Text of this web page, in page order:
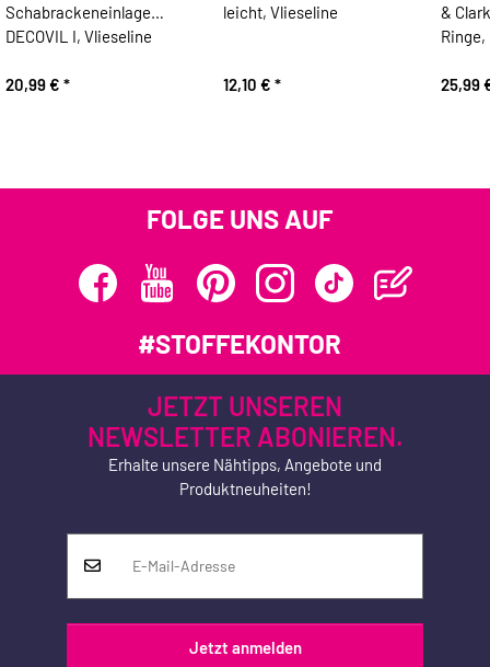
Schabrackeneinlage
DECOVIL I, Vlieseline
20,99 € *
leicht, Vlieseline
12,10 € *
&
25,99
FOLGE UNS AUF
#STOFFEKONTOR
JETZT UNSEREN
NEWSLETTER ABONIEREN.
Erhalte unsere Nähtipps, Angebote und
Produktneuheiten!
Jetzt anmelden